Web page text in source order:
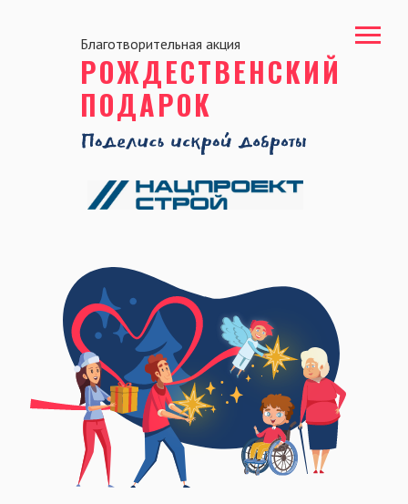
РОЖДЕСТВЕНСКИЙ
ПОДАРОК
Благотворительная акция